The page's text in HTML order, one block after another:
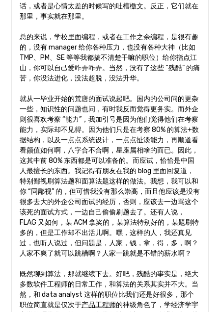
话，或者是心情太差的时候写的吐槽檄文。反正，它们就在
那里，事实就在那里。
总的来说，学校里面编程，或者在工作之余编程，是很有趣
的，没有 manager 给你各种压力，也没有各种大神（比如
TMP、PM、SE 等等我都搞不清楚干嘛的职位）给你指点江
山，你可以自己爱咋弄咋弄。当然，没有了这些 “残酷” 的痛
苦，你没法进化，没法超脱，没法升华。
就从一毕业开始的荒唐的面试说起吧。国内的公司问的更杂
一些，知识性的问题也问，有时我反而觉得更务实。而外企
则很喜欢考察 “能力”，我加引号是因为他们觉得他们在考察
能力，实际却不见得。因为他们只是在考察 80% 的算法+数
据结构，以及一点点系统设计，一点点扯淡能力，再顺道看
看颜值如何啊，八字合不合啊，星座属相啥的而已。因此，
这其中前 80% 东西都是可以准备的。而应试，恰恰是中国
人最擅长的东西。我记得有朋友在我的 blog 里面回复道，
特别鄙视刷算法题和面算法题这样的做法。我想，我可以和
你 “同鄙视” 的，但可惜我没有那么崇高，而且他应该是没有
很多去大的外企公司面试的经历，否则，应该去一边骂这个
该死的面试方式，一边自己偷偷刷题去了。还有人说，
FLAG 又如何，某 ACM 拿奖的，某算法特别好的，某题刷特
多的，但是工作却不出活儿啊。嘿，这样的人，我还真见
过，也听人说过，但问题是，人家，钱，拿，得，多，啊？
人家不爽了就可以跳槽啊？人家一跳就是不错的薪水啊？
既然聊到算法，那就继续下去。好吧，残酷的事实是，绝大
多数软件工程师的日常工作，和算法的关系其实并不大。当
然，和 data analyst 这样的职位比我们还是好很多，那个
职位简直就是仅次于产品工程师的神级角色了，学经济学宇